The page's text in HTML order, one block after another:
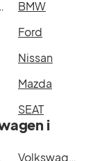
Benz
BMW
Ford
Nissan
Mazda
SEAT
i
Volkswagen Passat Variant i Jönköping